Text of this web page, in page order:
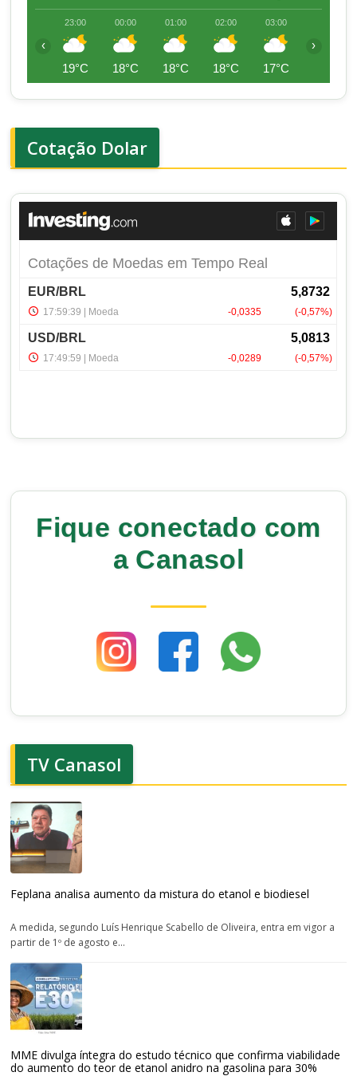
23:00
19°C
00:00
18°C
01:00
18°C
02:00
18°C
03:00
17°C
‹ ›
Cotação Dolar
Fique conectado com
a Canasol
TV Canasol
Feplana analisa aumento da mistura do etanol e biodiesel
A medida, segundo Luís Henrique Scabello de Oliveira, entra em vigor a
partir de 1º de agosto e...
MME divulga íntegra do estudo técnico que confirma viabilidade
do aumento do teor de etanol anidro na gasolina para 30%